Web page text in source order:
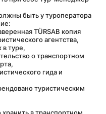
агентства,
туре,